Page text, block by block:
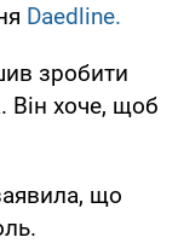
Daedline.
зробити
Він хоче, щоб
що